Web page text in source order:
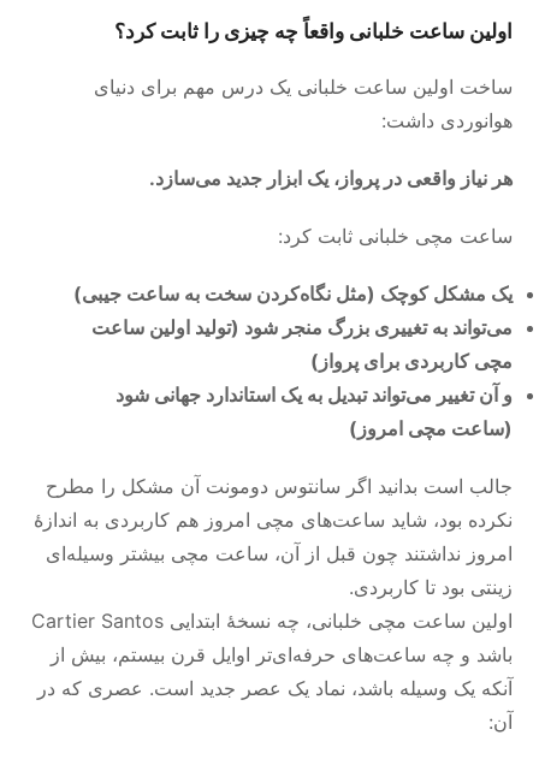
اولین ساعت خلبانی واقعاً چه چیزی را ثابت کرد؟
ساخت اولین ساعت خلبانی یک درس مهم برای دنیای
هوانوردی داشت:
هر نیاز واقعی در پرواز، یک ابزار جدید می‌سازد.
ساعت مچی خلبانی ثابت کرد:
یک مشکل کوچک (مثل نگاه‌کردن سخت به ساعت جیبی)
می‌تواند به تغییری بزرگ منجر شود (تولید اولین ساعت
مچی کاربردی برای پرواز)
و آن تغییر می‌تواند تبدیل به یک استاندارد جهانی شود
(ساعت مچی امروز)
جالب است بدانید اگر سانتوس دومونت آن مشکل را مطرح
نکرده بود، شاید ساعت‌های مچی امروز هم کاربردی به اندازهٔ
امروز نداشتند چون قبل از آن، ساعت مچی بیشتر وسیله‌ای
زینتی بود تا کاربردی.
اولین ساعت مچی خلبانی، چه نسخهٔ ابتدایی Cartier Santos
باشد و چه ساعت‌های حرفه‌ای‌تر اوایل قرن بیستم، بیش از
آنکه یک وسیله باشد، نماد یک عصر جدید است. عصری که در
آن: